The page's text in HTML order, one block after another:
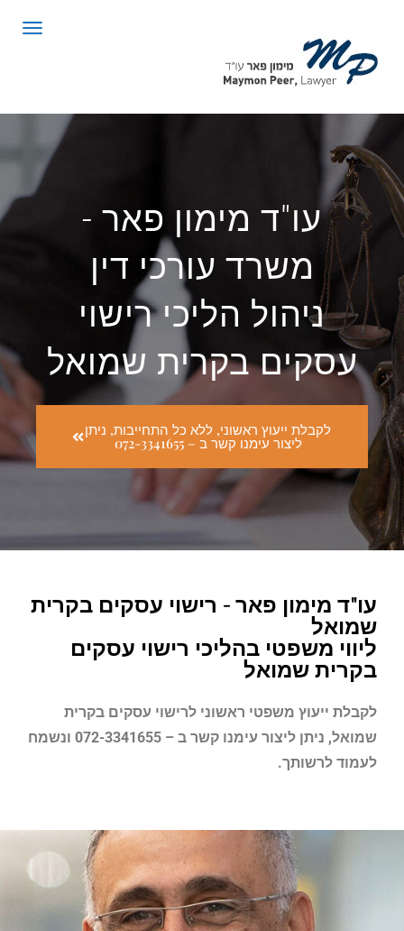
עו"ד מימון פאר -
משרד עורכי דין
ניהול הליכי רישוי
עסקים בקרית שמואל
לקבלת ייעוץ ראשוני, ללא כל התחייבות, ניתן
ליצור עימנו קשר ב – 072-3341655
עו"ד מימון פאר - רישוי עסקים בקרית
שמואל
ליווי משפטי בהליכי רישוי עסקים
בקרית שמואל
לקבלת ייעוץ משפטי ראשוני לרישוי עסקים בקרית
שמואל
, ניתן ליצור עימנו קשר ב – 072-3341655 ונשמח
לעמוד לרשותך.